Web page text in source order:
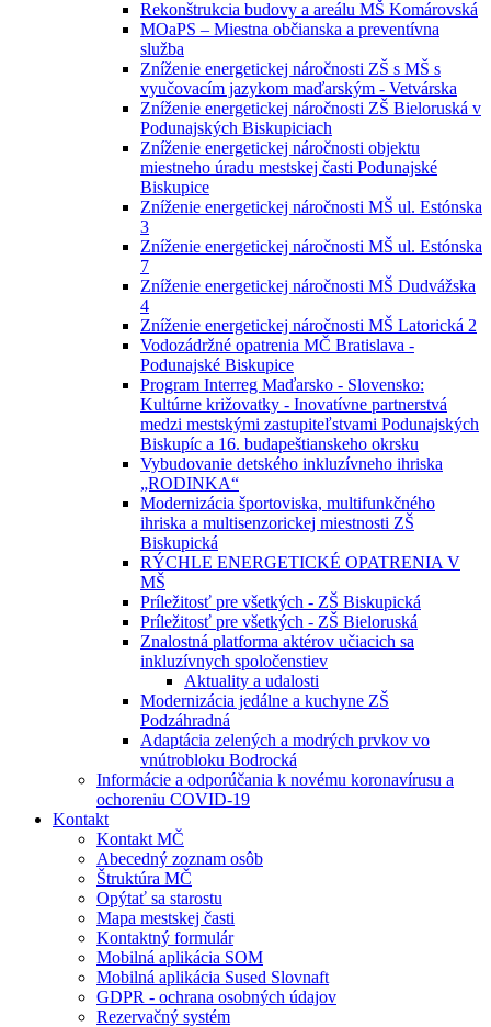
Rekonštrukcia budovy a areálu MŠ Komárovská
MOaPS – Miestna občianska a preventívna
služba
Zníženie energetickej náročnosti ZŠ s MŠ s
vyučovacím jazykom maďarským - Vetvárska
Zníženie energetickej náročnosti ZŠ Bieloruská v
Podunajských Biskupiciach
Zníženie energetickej náročnosti objektu
miestneho úradu mestskej časti Podunajské
Biskupice
Zníženie energetickej náročnosti MŠ ul. Estónska
3
Zníženie energetickej náročnosti MŠ ul. Estónska
7
Zníženie energetickej náročnosti MŠ Dudvážska
4
Zníženie energetickej náročnosti MŠ Latorická 2
Vodozádržné opatrenia MČ Bratislava -
Podunajské Biskupice
Program Interreg Maďarsko - Slovensko:
Kultúrne križovatky - Inovatívne partnerstvá
medzi mestskými zastupiteľstvami Podunajských
Biskupíc a 16. budapeštianskeho okrsku
Vybudovanie detského inkluzívneho ihriska
„RODINKA“
Modernizácia športoviska, multifunkčného
ihriska a multisenzorickej miestnosti ZŠ
Biskupická
RÝCHLE ENERGETICKÉ OPATRENIA V
MŠ
Príležitosť pre všetkých - ZŠ Biskupická
Príležitosť pre všetkých - ZŠ Bieloruská
Znalostná platforma aktérov učiacich sa
inkluzívnych spoločenstiev
Aktuality a udalosti
Modernizácia jedálne a kuchyne ZŠ
Podzáhradná
Adaptácia zelených a modrých prvkov vo
vnútrobloku Bodrocká
Informácie a odporúčania k novému koronavírusu a
ochoreniu COVID-19
Kontakt
Kontakt MČ
Abecedný zoznam osôb
Štruktúra MČ
Opýtať sa starostu
Mapa mestskej časti
Kontaktný formulár
Mobilná aplikácia SOM
Mobilná aplikácia Sused Slovnaft
GDPR - ochrana osobných údajov
Rezervačný systém